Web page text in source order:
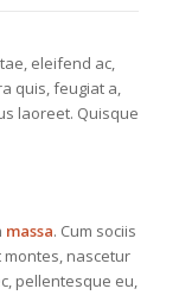
eleifend ac,
quis, feugiat a,
laoreet. Quisque
massa. Cum sociis
nascetur
pellentesque eu,